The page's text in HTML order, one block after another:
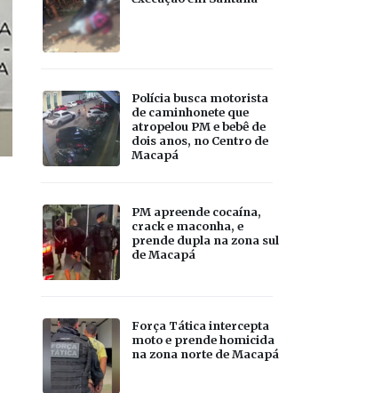
Polícia busca motorista
de caminhonete que
atropelou PM e bebê de
dois anos, no Centro de
Macapá
PM apreende cocaína,
crack e maconha, e
prende dupla na zona sul
de Macapá
Força Tática intercepta
moto e prende homicida
na zona norte de Macapá